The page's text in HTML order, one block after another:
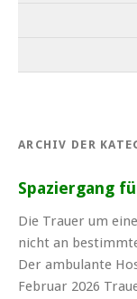
ARCHIV DER
Spaziergang
Die Trauer um
nicht an
Der ambulante
Februar 2026